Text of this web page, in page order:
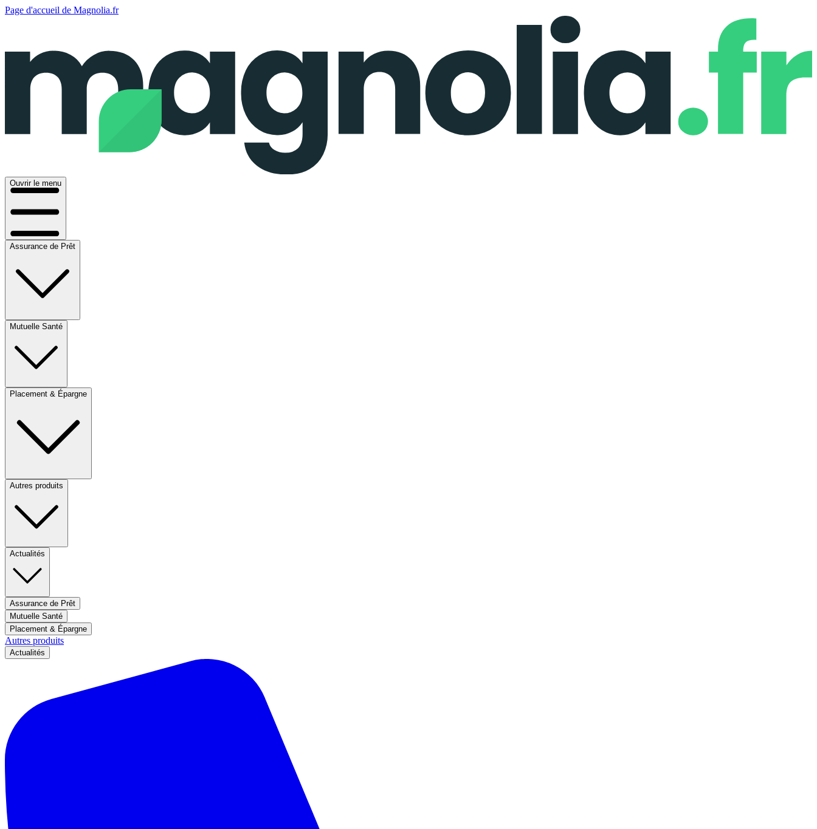
Page d'accueil de Magnolia.fr
Ouvrir le menu
Assurance de Prêt
Mutuelle Santé
Placement & Épargne
Autres produits
Actualités
Assurance de Prêt
Mutuelle Santé
Placement & Épargne
Autres produits
Actualités